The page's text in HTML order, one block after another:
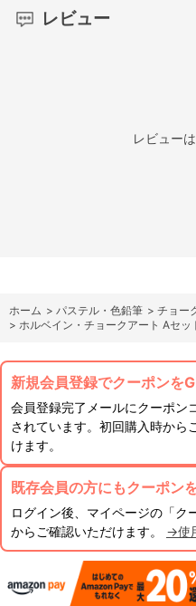
レビュー
レビュー
ホーム > パステル・色鉛筆 > チョー
> ホルベイン・チョークアート Aセッ
新規会員登録でクーポンを
会員登録完了メールにクーポン
されています。初回購入時から
けます。
既存会員の方にもクーポン
ログイン後、マイページの「ク
からご確認いただけます。 →使